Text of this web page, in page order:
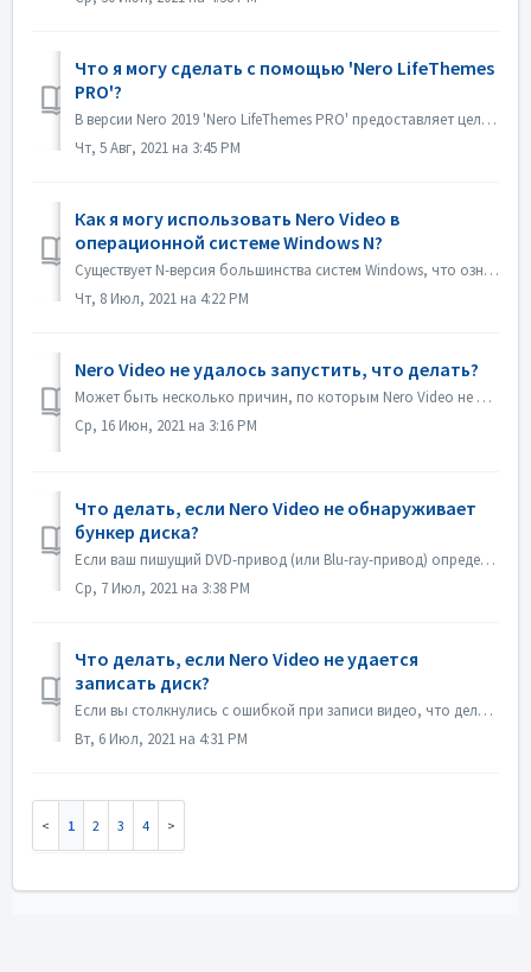
Что я могу сделать с помощью 'Nero LifeThemes
PRO'?
В версии Nero 2019 'Nero LifeThemes PRO' предоставляет целый ряд высококачественных тем для фильмов, шаблонов меню дисков и музыки без авторских отч...
Чт, 5 Авг, 2021 на 3:45 PM
Как я могу использовать Nero Video в
операционной системе Windows N?
Существует N-версия большинства систем Windows, что означает отсутствие в системе проигрывателя Windows Media Player. В таких системах Windows N для запуска...
Чт, 8 Июл, 2021 на 4:22 PM
Nero Video не удалось запустить, что делать?
Может быть несколько причин, по которым Nero Video не показывает окно своего приложения. Если Nero Video не запускается, MediaHome не запускается, но Recode...
Ср, 16 Июн, 2021 на 3:16 PM
Что делать, если Nero Video не обнаруживает
бункер диска?
Если ваш пишущий DVD-привод (или Blu-ray-привод) определяется как пишущий CD-привод, обратитесь к этой статье: https://nerosupport.freshdesk.com/en/support/...
Ср, 7 Июл, 2021 на 3:38 PM
Что делать, если Nero Video не удается
записать диск?
Если вы столкнулись с ошибкой при записи видео, что делать? Зайдите в C:\Users\[текущий пользователь]\AppData\Roaming\Nero\[текущая версия Nero]\Nero Visio...
Вт, 6 Июл, 2021 на 4:31 PM
1 2 3 4